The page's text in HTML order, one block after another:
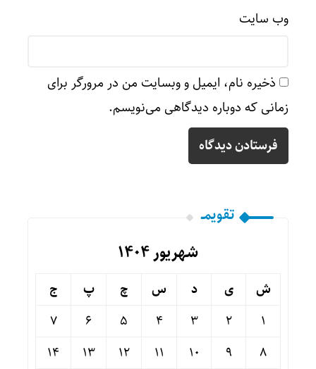
وب‌ سایت
ذخیره نام، ایمیل و وبسایت من در مرورگر برای
زمانی که دوباره دیدگاهی می‌نویسم.
تقویمــ
شهریور ۱۴۰۴
ش ی د س چ پ ج
1
2
3
4
5
6
7
8
9
10
11
12
13
14